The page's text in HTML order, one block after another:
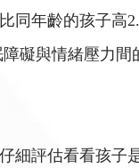
同年齡的孩子
礙與情緒壓力
細評估看看孩